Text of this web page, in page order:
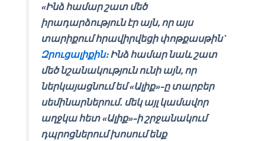
«Ինձ համար շատ մեծ
իրադարձություն էր այն, որ այս
տարիքում հրավիրվեցի փոթքասթին`
Զրուցալիքին։Ինձ համար նաև շատ
մեծ նշանակություն ունի այն, որ
ներկայացնում եմ «Ալիք»-ը տարբեր
սեմինարներում. մեկ այլ կամավոր
աղջկա հետ «Ալիք»-ի շրջանակում
դպրոցներում խոսում ենք